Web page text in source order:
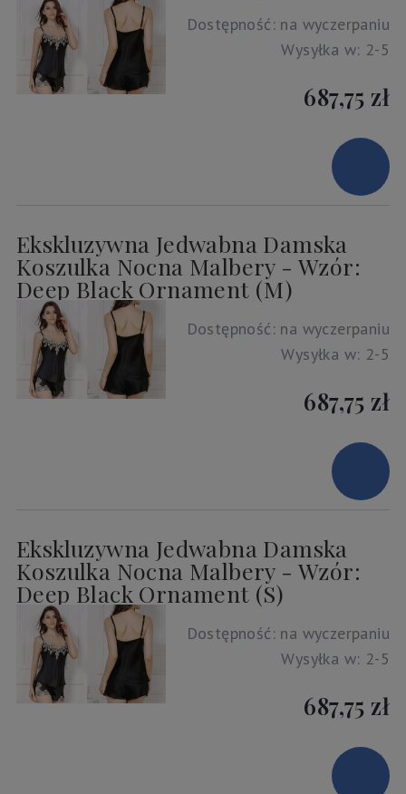
Dostępność: na wyczerpaniu
Wysyłka w: 2-5
687,75 zł
Ekskluzywna Jedwabna Damska
Koszulka Nocna Malbery - Wzór:
Deep Black Ornament (M)
Dostępność: na wyczerpaniu
Wysyłka w: 2-5
687,75 zł
Ekskluzywna Jedwabna Damska
Koszulka Nocna Malbery - Wzór:
Deep Black Ornament (S)
Dostępność: na wyczerpaniu
Wysyłka w: 2-5
687,75 zł